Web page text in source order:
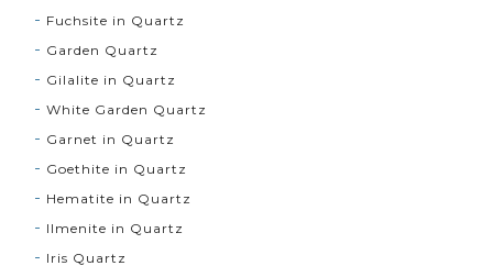
Fuchsite in Quartz
Garden Quartz
Gilalite in Quartz
White Garden Quartz
Garnet in Quartz
Goethite in Quartz
Hematite in Quartz
Ilmenite in Quartz
Iris Quartz